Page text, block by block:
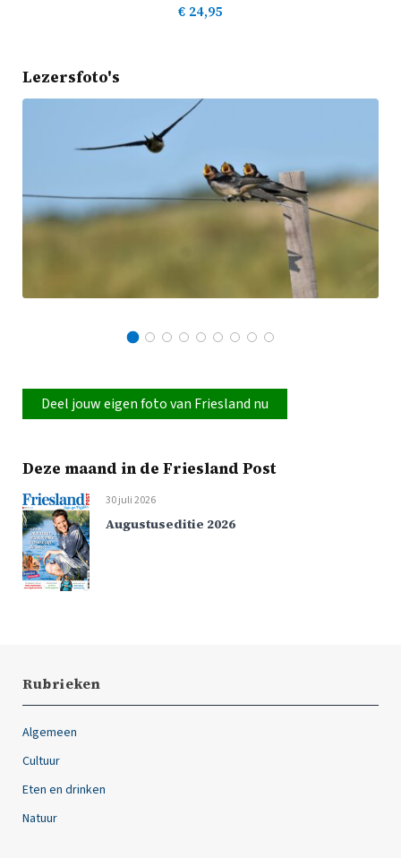
€ 24,95
Lezersfoto's
Deel jouw eigen foto van Friesland nu
Deze maand in de Friesland Post
30 juli 2026
Augustuseditie 2026
Rubrieken
Algemeen
Cultuur
Eten en drinken
Natuur